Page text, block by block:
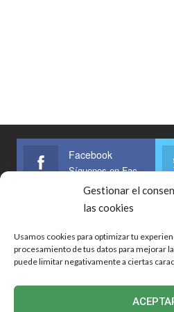
Gestionar el
las cookies
Usamos cookies para optimizar tu
procesamiento de tus datos para mejorar
puede limitar negativamente a ciertas
Facebook
Síguenos en Facebook